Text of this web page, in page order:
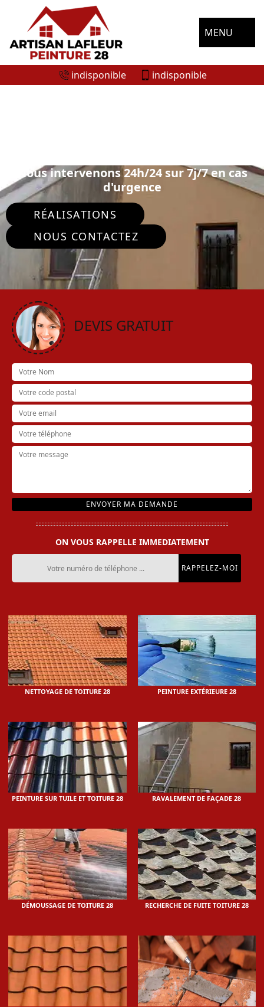
MENU
indisponible indisponible
Nous intervenons 24h/24 sur 7j/7 en cas
d'urgence
RÉALISATIONS
NOUS CONTACTEZ
DEVIS GRATUIT
ON VOUS RAPPELLE IMMEDIATEMENT
NETTOYAGE DE TOITURE 28 PEINTURE EXTÉRIEURE 28
PEINTURE SUR TUILE ET TOITURE 28 RAVALEMENT DE FAÇADE 28
DÉMOUSSAGE DE TOITURE 28 RECHERCHE DE FUITE TOITURE 28